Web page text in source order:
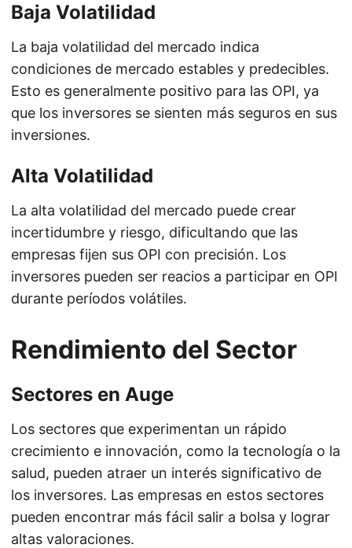
Baja Volatilidad
La baja volatilidad del mercado indica
condiciones de mercado estables y predecibles.
Esto es generalmente positivo para las OPI, ya
que los inversores se sienten más seguros en sus
inversiones.
Alta Volatilidad
La alta volatilidad del mercado puede crear
incertidumbre y riesgo, dificultando que las
empresas fijen sus OPI con precisión. Los
inversores pueden ser reacios a participar en OPI
durante períodos volátiles.
Rendimiento del Sector
Sectores en Auge
Los sectores que experimentan un rápido
crecimiento e innovación, como la tecnología o la
salud, pueden atraer un interés significativo de
los inversores. Las empresas en estos sectores
pueden encontrar más fácil salir a bolsa y lograr
altas valoraciones.